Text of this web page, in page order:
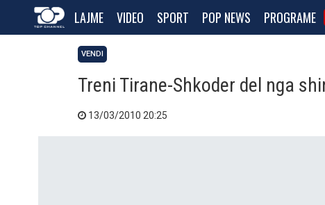
LAJME VIDEO SPORT POP NEWS PROGRAME
VENDI
Treni Tirane-Shkoder del nga
13/03/2010 20:25